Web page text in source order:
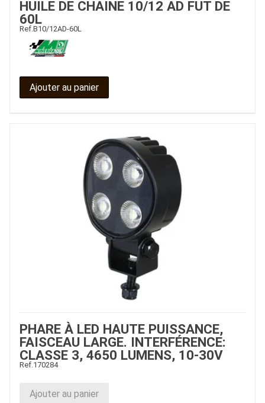
HUILE DE CHAINE 10/12 AD FUT DE
60L
Ref.B10/12AD-60L
Ajouter au panier
PHARE À LED HAUTE PUISSANCE,
FAISCEAU LARGE. INTERFÉRENCE:
CLASSE 3, 4650 LUMENS, 10-30V
Ref.170284
Ajouter au panier